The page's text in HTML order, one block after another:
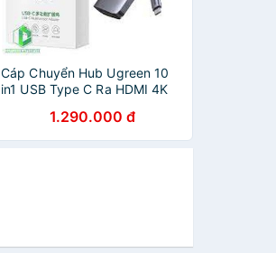
Cáp Chuyển Hub Ugreen 10
in1 USB Type C Ra HDMI 4K
1.290.000 đ